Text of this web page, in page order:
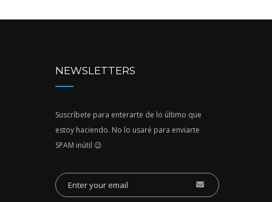
NEWSLETTERS
Suscríbete para enterarte de lo último que
estoy haciendo. No lo usaré para enviarte
SPAM inútil 😉